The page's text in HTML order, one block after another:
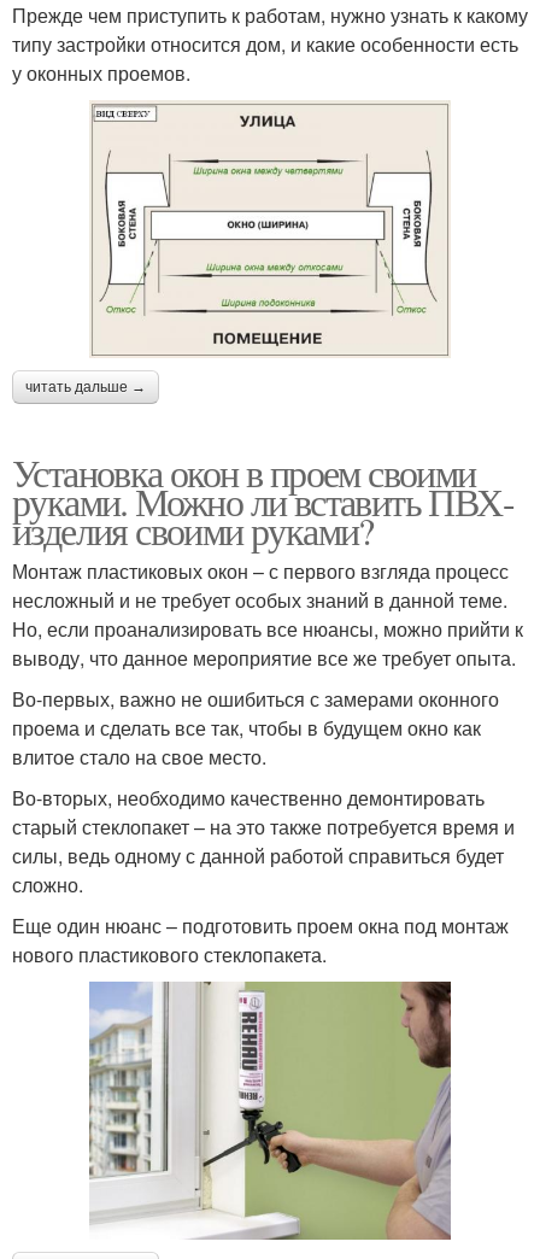
Прежде чем приступить к работам, нужно узнать к какому
типу застройки относится дом, и какие особенности есть
у оконных проемов.
читать дальше →
Установка окон в проем своими
руками. Можно ли вставить ПВХ-
изделия своими руками?
Монтаж пластиковых окон – с первого взгляда процесс
несложный и не требует особых знаний в данной теме.
Но, если проанализировать все нюансы, можно прийти к
выводу, что данное мероприятие все же требует опыта.
Во-первых, важно не ошибиться с замерами оконного
проема и сделать все так, чтобы в будущем окно как
влитое стало на свое место.
Во-вторых, необходимо качественно демонтировать
старый стеклопакет – на это также потребуется время и
силы, ведь одному с данной работой справиться будет
сложно.
Еще один нюанс – подготовить проем окна под монтаж
нового пластикового стеклопакета.